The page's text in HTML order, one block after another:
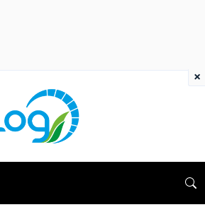
×